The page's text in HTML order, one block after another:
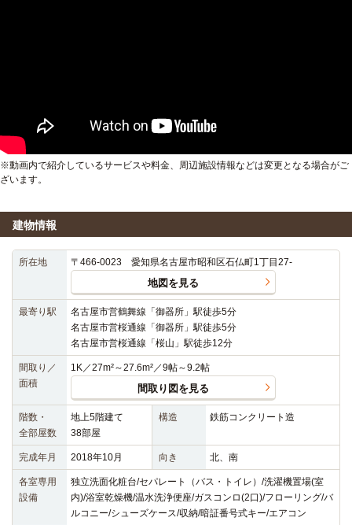
※動画内で紹介しているサービスや料金、周辺施設情報などは変更となる場合がご
ざいます。
建物情報
所在地 〒466-0023 愛知県名古屋市昭和区石仏町1丁目27-
地図を見る
最寄り駅
名古屋市営鶴舞線「御器所」駅徒歩5分
名古屋市営桜通線「御器所」駅徒歩5分
名古屋市営桜通線「桜山」駅徒歩12分
間取り／
面積
1K／27m²～27.6m²／9帖～9.2帖
間取り図を見る
階数・
全部屋数
地上5階建て
38部屋
構造 鉄筋コンクリート造
完成年月 2018年10月 向き 北、南
各室専用
設備
独立洗面化粧台/セパレート（バス・トイレ）/洗濯機置場(室
内)/浴室乾燥機/温水洗浄便座/ガスコンロ(2口)/フローリング/バ
ルコニー/シューズケース/収納/暗証番号式キー/エアコン